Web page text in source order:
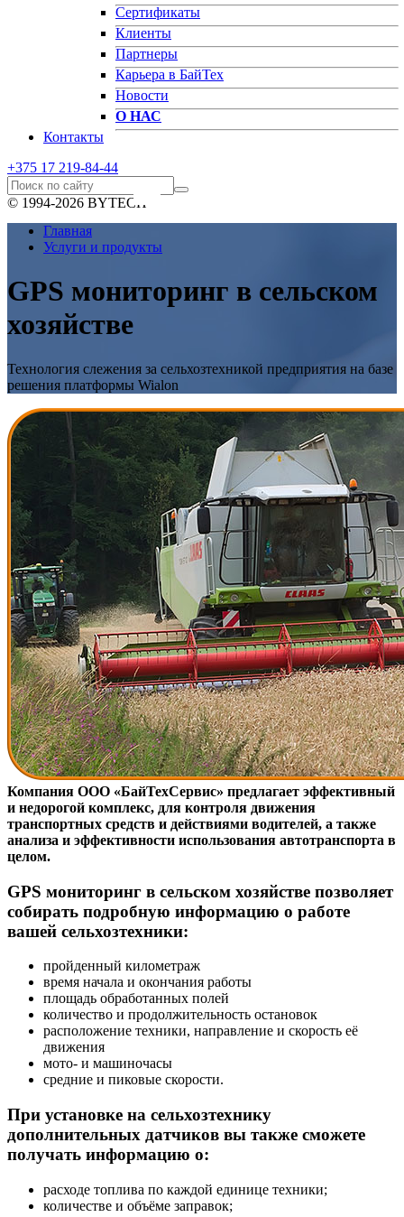
Сертификаты
Клиенты
Партнеры
Карьера в БайТех
Новости
О НАС
Контакты
+375 17 219-84-44
© 1994-2026 BYTECH
Главная
Услуги и продукты
GPS мониторинг в сельском
хозяйстве
Технология слежения за сельхозтехникой предприятия на базе
решения платформы Wialon
Компания ООО «БайТехСервис» предлагает эффективный
и недорогой комплекс, для контроля движения
транспортных средств и действиями водителей, а также
анализа и эффективности использования автотранспорта в
целом.
GPS мониторинг в сельском хозяйстве позволяет
собирать подробную информацию о работе
вашей сельхозтехники:
пройденный километраж
время начала и окончания работы
площадь обработанных полей
количество и продолжительность остановок
расположение техники, направление и скорость её
движения
мото- и машиночасы
средние и пиковые скорости.
При установке на сельхозтехнику
дополнительных датчиков вы также сможете
получать информацию о:
расходе топлива по каждой единице техники;
количестве и объёме заправок;